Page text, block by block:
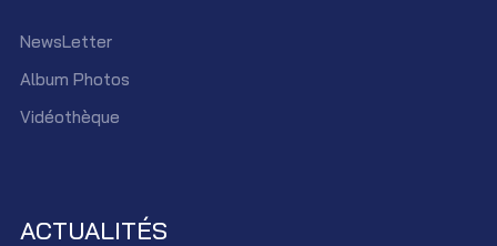
NewsLetter
Album Photos
Vidéothèque
ACTUALITÉS